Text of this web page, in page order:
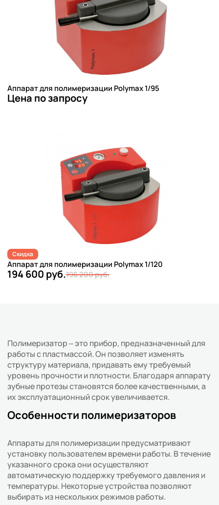
Аппарат для полимеризации Polymax 1/95
Цена по запросу
Скидка
Аппарат для полимеризации Polymax 1/120
194 600 руб.196 200 руб.
Полимеризатор – это прибор, предназначенный для
работы с пластмассой. Он позволяет изменять
структуру материала, придавать ему требуемый
уровень прочности и плотности. Благодаря аппарату
зубные протезы становятся более качественными, а
их эксплуатационный срок увеличивается.
Особенности полимеризаторов
Аппараты для полимеризации предусматривают
установку пользователем времени работы. В течение
указанного срока они осуществляют
автоматическую поддержку требуемого давления и
температуры. Некоторые устройства позволяют
выбирать из нескольких режимов работы.